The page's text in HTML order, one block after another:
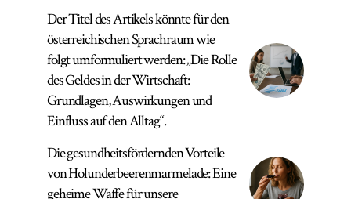
Der Titel des Artikels könnte für den
österreichischen Sprachraum wie
folgt umformuliert werden: „Die Rolle
des Geldes in der Wirtschaft:
Grundlagen, Auswirkungen und
Einfluss auf den Alltag“.
Die gesundheitsfördernden Vorteile
von Holunderbeerenmarmelade: Eine
geheime Waffe für unsere